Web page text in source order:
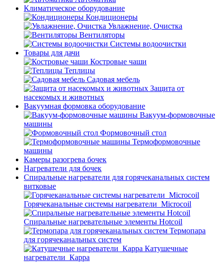
Климатическое оборудование
Кондиционеры
Увлажнение, Очистка
Вентиляторы
Системы водоочистки
Товары для дачи
Костровые чаши
Теплицы
Садовая мебель
Защита от
насекомых и животных
Вакуумная формовка оборудование
Вакуум-формовочные
машины
Формовочный стол
Термоформовочные
машины
Камеры разогрева бочек
Нагреватели для бочек
Спиральные нагреватели для горячеканальных систем
витковые
Горячеканальные системы нагреватели_Microcoil
Спиральные нагревательные элементы Hotcoil
Термопара
для горячеканальных систем
Катушечные
нагреватели_Карра